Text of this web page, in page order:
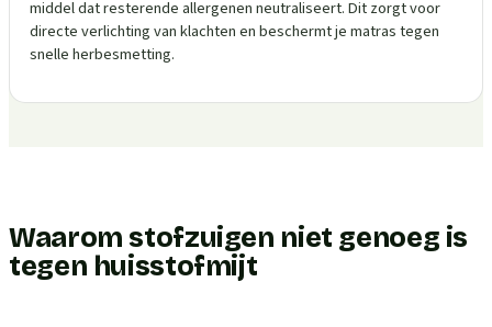
middel dat resterende allergenen neutraliseert. Dit zorgt voor
directe verlichting van klachten en beschermt je matras tegen
snelle herbesmetting.
Waarom stofzuigen niet genoeg is
tegen huisstofmijt